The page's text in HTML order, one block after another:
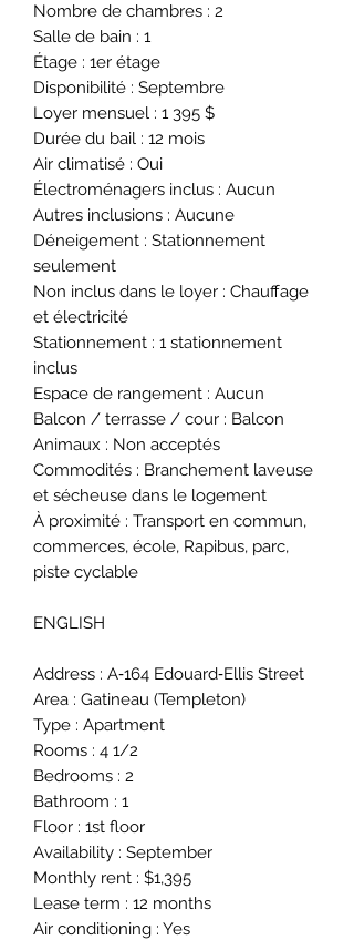
Nombre de chambres : 2
Salle de bain : 1
Étage : 1er étage
Disponibilité : Septembre
Loyer mensuel : 1 395 $
Durée du bail : 12 mois
Air climatisé : Oui
Électroménagers inclus : Aucun
Autres inclusions : Aucune
Déneigement : Stationnement
seulement
Non inclus dans le loyer : Chauffage
et électricité
Stationnement : 1 stationnement
inclus
Espace de rangement : Aucun
Balcon / terrasse / cour : Balcon
Animaux : Non acceptés
Commodités : Branchement laveuse
et sécheuse dans le logement
À proximité : Transport en commun,
commerces, école, Rapibus, parc,
piste cyclable
ENGLISH
Address : A‑164 Edouard‑Ellis Street
Area : Gatineau (Templeton)
Type : Apartment
Rooms : 4 1/2
Bedrooms : 2
Bathroom : 1
Floor : 1st floor
Availability : September
Monthly rent : $1,395
Lease term : 12 months
Air conditioning : Yes